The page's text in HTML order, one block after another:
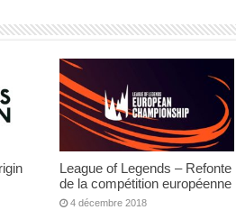
League of Legends – Refonte
de la compétition européenne
4 décembre 2018